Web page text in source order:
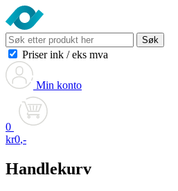
Søk
Priser ink / eks mva
Min konto
0
kr0,-
Handlekurv